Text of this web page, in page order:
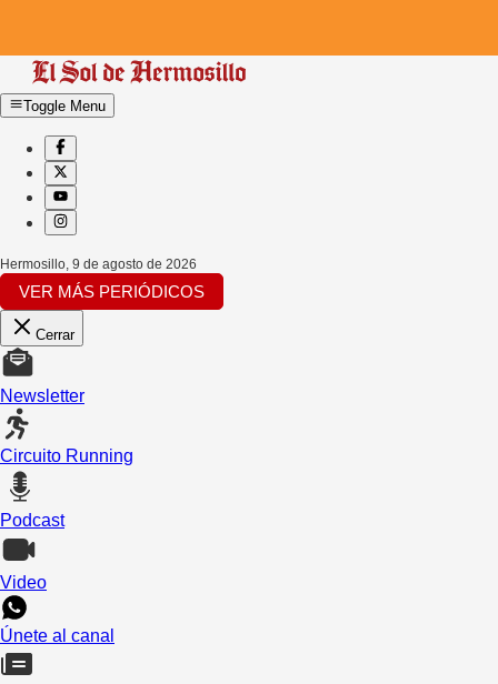
Toggle Menu
Hermosillo 9 de agosto de 2026
VER MÁS PERIÓDICOS
Cerrar
Newsletter
Circuito Running
Podcast
Video
Únete al canal